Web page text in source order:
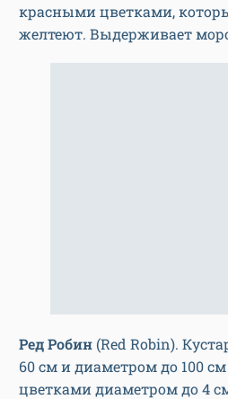
красными цветками,
желтеют. Выдерживает
Ред Робин (Red Robin).
60 см и диаметром до 100
цветками диаметром до 4